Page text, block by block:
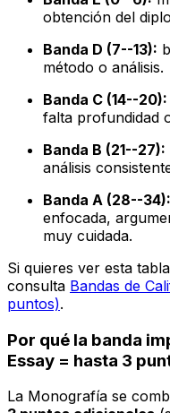
obtención del
Banda D (7--13):
método o análisis.
Banda C (14--20):
falta profundidad
Banda B (21--27):
análisis
Banda A (28--34):
enfocada,
muy cuidada.
Si quieres ver esta
consulta Bandas de
puntos).
Por qué la banda
Essay = hasta 3
La Monografía se